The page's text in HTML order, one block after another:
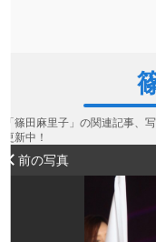
「篠田麻里子」の関連記事、
更新中！
前の写真